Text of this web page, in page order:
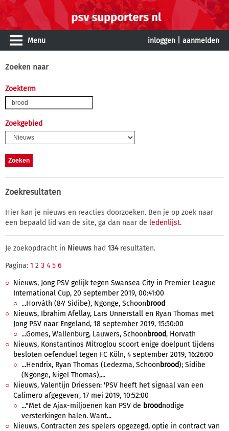
Menu inloggen aanmelden
Zoeken naar
Zoekterm
Zoekgebied
Zoekresultaten
Hier kan je nieuws en reacties doorzoeken. Ben je op zoek naar
een bepaald lid van de site, ga dan naar de ledenlijst.
Je zoekopdracht in Nieuws had 134resultaten.
Pagina: 1 2 3 4 5 6
Nieuws, Jong PSV gelijk tegen Swansea City in Premier League
International Cup, 20 september 2019, 00:41:00
...Horváth (84' Sidibe), Ngonge, Schoon brood
Nieuws, Ibrahim Afellay, Lars Unnerstall en Ryan Thomas met
Jong PSV naar Engeland, 18 september 2019, 15:50:00
...Gomes, Wallenburg, Lauwers, Schoon brood, Horvath
Nieuws, Konstantinos Mitroglou scoort enige doelpunt tijdens
besloten oefenduel tegen FC Köln, 4 september 2019, 16:26:00
...Hendrix, Ryan Thomas (Ledezma, Schoon brood); Sidibe
(Ngonge, Nigel Thomas),...
Nieuws, Valentijn Driessen: 'PSV heeft het signaal van een
Calimero afgegeven', 17 mei 2019, 10:52:00
..."Met de Ajax-miljoenen kan PSV de broodnodige
versterkingen halen. Want...
Nieuws, Contracten zes spelers opgezegd, optie in contract van